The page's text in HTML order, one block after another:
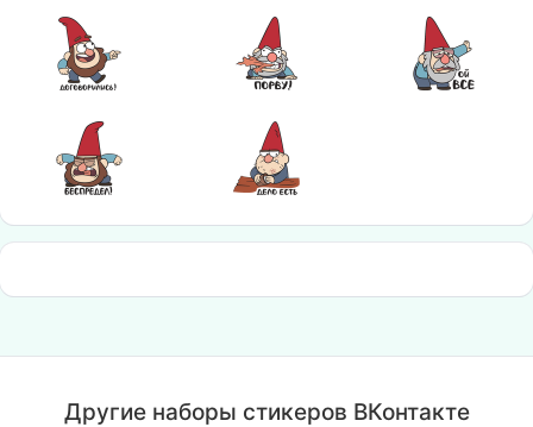
Другие наборы стикеров ВКонтакте